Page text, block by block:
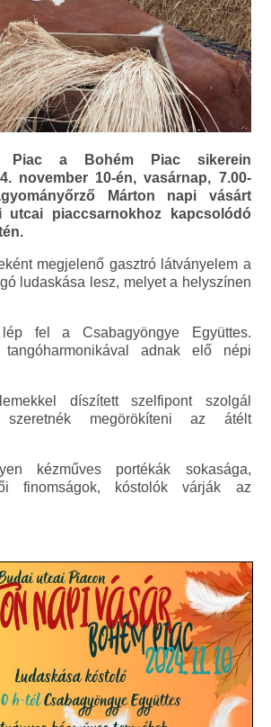
Piac a Bohém Piac sikerein
november 10-én, vasárnap, 7.00-
Márton napi vásárt
utcai piaccsarnokhoz kapcsolódó
megjelenő gasztró látványelem a
ludaskása lesz, melyet a helyszínen
fel a Csabagyöngye Együttes.
adnak elő népi
díszített szelfipont szolgál
megörökíteni az átélt
kézműves portékák sokasága,
finomságok, kóstolók várják az